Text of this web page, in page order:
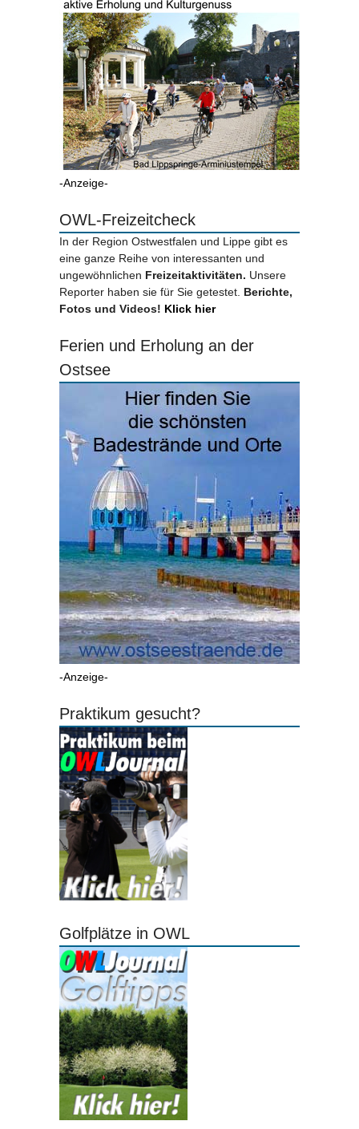
-Anzeige-
OWL-Freizeitcheck
In der Region Ostwestfalen und Lippe gibt es
eine ganze Reihe von interessanten und
ungewöhnlichen Freizeitaktivitäten. Unsere
Reporter haben sie für Sie getestet. Berichte,
Fotos und Videos! Klick hier
Ferien und Erholung an der
Ostsee
-Anzeige-
Praktikum gesucht?
Golfplätze in OWL